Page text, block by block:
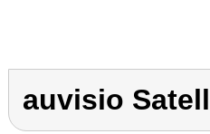
auvisio